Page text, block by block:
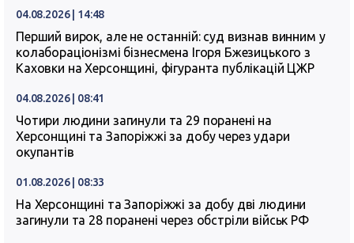
04.08.2026 | 14:48
Перший вирок, але не останній: суд визнав винним у
колабораціонізмі бізнесмена Ігоря Бжезицького з
Каховки на Херсонщині, фігуранта публікацій ЦЖР
04.08.2026 | 08:41
Чотири людини загинули та 29 поранені на
Херсонщині та Запоріжжі за добу через удари
окупантів
01.08.2026 | 08:33
На Херсонщині та Запоріжжі за добу дві людини
загинули та 28 поранені через обстріли військ РФ